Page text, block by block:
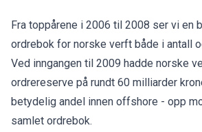
Fra toppårene i 2006 til 2008 ser vi en
ordrebok for norske verft både i antall
Ved inngangen til 2009 hadde norske
ordrereserve på rundt 60 milliarder
betydelig andel innen offshore - opp
samlet ordrebok.